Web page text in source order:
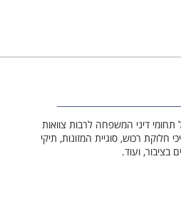
תחומי דיני המשפחה לרבות צוואות
חלוקת רכוש, סוגיית המזונות, תיקי
בציבור, ועוד.